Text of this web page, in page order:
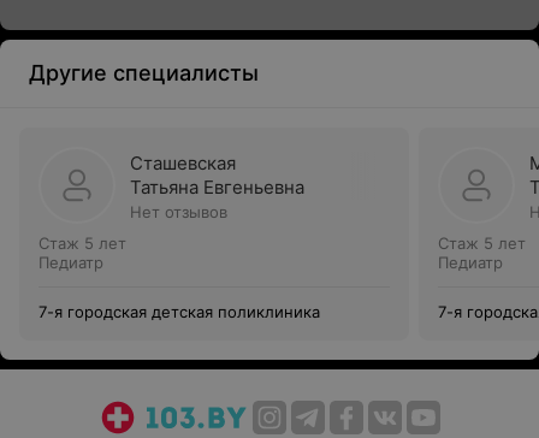
Другие специалисты
Сташевская
Татьяна Евгеньевна
Нет отзывов
Стаж 5 лет
Педиатр
7-я городская детская поликлиника
Стаж 5 лет
Педиатр
7-я